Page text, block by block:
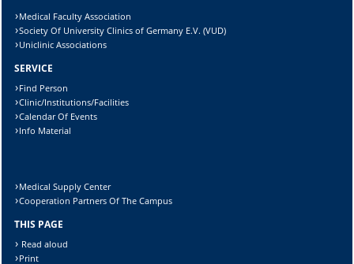
Sicherheitsabfrage:
Lösung:
Medical Faculty Association
Society Of University Clinics of Germany E.V. (VUD)
Uniclinic Associations
SERVICE
Find Person
Clinic/Institutions/Facilities
Calendar Of Events
Info Material
Medical Supply Center
Cooperation Partners Of The Campus
THIS PAGE
Read aloud
Print